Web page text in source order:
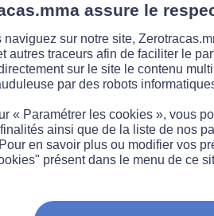
un
assure le
naviguez sur notre site,
autres traceurs afin de faciliter le
sur le site le contenu
par des robots
« Paramétrer les cookies », vous
ainsi que de la liste de nos
en savoir plus ou modifier vos
présent dans le menu de ce